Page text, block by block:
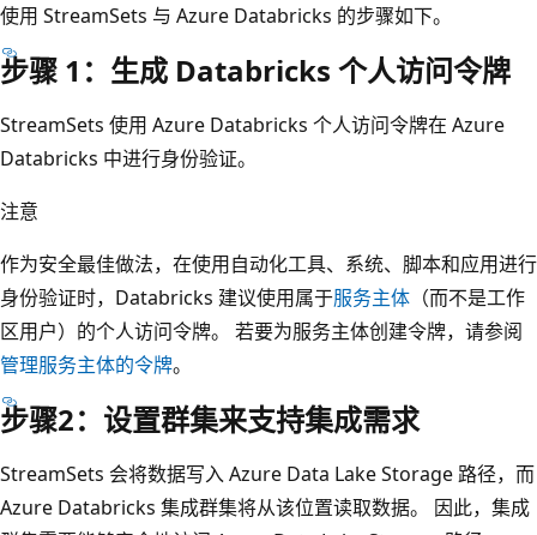
使用 StreamSets 与 Azure Databricks 的步骤如下。
步骤 1：生成 Databricks 个人访问令牌
StreamSets 使用 Azure Databricks 个人访问令牌在 Azure
Databricks 中进行身份验证。
注意
作为安全最佳做法，在使用自动化工具、系统、脚本和应用进行
身份验证时，Databricks 建议使用属于服务主体 （而不是工作
区用户）的个人访问令牌。 若要为服务主体创建令牌，请参阅
管理服务主体的令牌。
步骤2：设置群集来支持集成需求
StreamSets 会将数据写入 Azure Data Lake Storage 路径，而
Azure Databricks 集成群集将从该位置读取数据。 因此，集成